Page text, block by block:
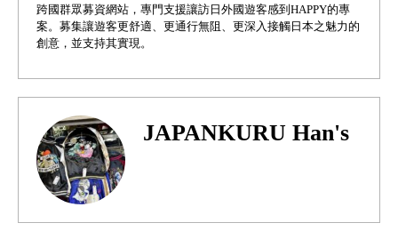
跨國群眾募資網站，專門支援讓訪日外國遊客感到HAPPY的專
案。募集讓遊客更舒適、更通行無阻、更深入接觸日本之魅力的
創意，並支持其實現。
JAPANKURU Han's